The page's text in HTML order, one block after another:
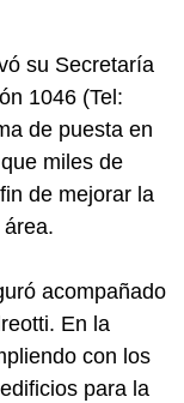
su Secretaría
1046 (Tel:
de puesta en
miles de
de mejorar la
acompañado
En la
con los
para la